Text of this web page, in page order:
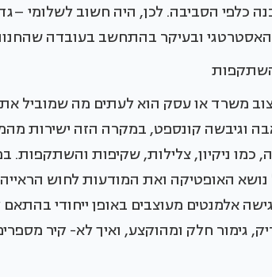
כלפי הסביבה. לכן, היה חשוב לשלומי
האסטרטגי ובעיקר בהתחשב בעובדה
משרד או עסק הוא לעתים מה שמוביל את
וגיבשה קונספט, במקרה הזה ישירות
כמו ניקיון, צלילות, שקיפות והשתקפות.
האופטיקה ואת המודעות לחוש
אלמנטים מעוצבים באופן ייחודי
גימור חלק ומהוקצע, ואיך לא- קיר